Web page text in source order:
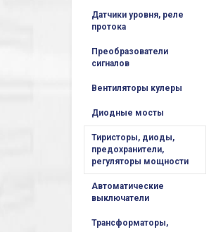
Датчики уровня, реле
протока
Преобразователи
сигналов
Вентиляторы кулеры
Диодные мосты
Тиристоры, диоды,
предохранители,
регуляторы мощности
Автоматические
выключатели
Трансформаторы,